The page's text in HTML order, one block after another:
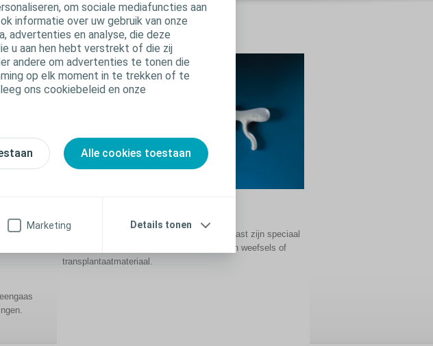
om sociale mediafuncties aan
informatie over uw gebruik van onze
advertenties en analyse, die deze
u aan hen hebt verstrekt of die zij
andere om advertenties te tonen die
op elk moment in te trekken of te
ons cookiebeleid en onze
Alle cookies toestaan
Marketing Details tonen
De hechtingsfixeer hulpmiddelen van Coloplast zijn speciaal
ontworpen voor de fixatie van lichaamseigen weefsels of
transplantaatmateriaal.